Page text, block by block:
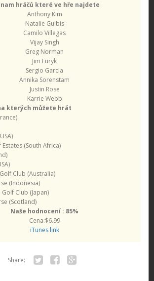
hráčů které ve hře najdete
Anthony Kim
Natalie Gulbis
Camilo Villegas
Vijay Singh
Greg Norman
Jim Furyk
Sergio Garcia
Annika Sorenstam
Justin Rose
Karrie Webb
kterých můžete hrát
Estates (South Africa)
Club (Australia)
(Indonesia)
Club (Japan)
(Scotland)
Naše hodnocení : 85%
Cena:$6.99
iTunes link
Share: